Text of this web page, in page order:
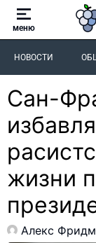
меню
НОВОСТИ
Сан-
жизни
Алекс